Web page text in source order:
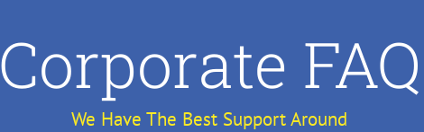
Corporate FAQ
We Have The Best Support Around